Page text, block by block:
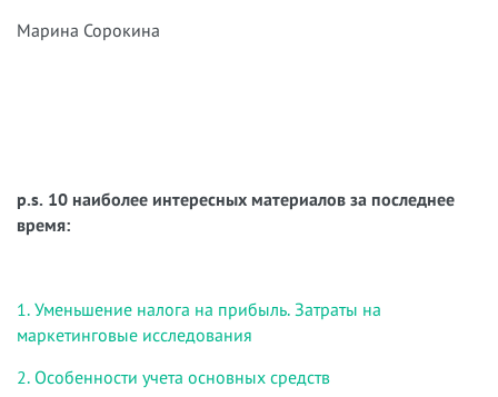
Марина Сорокина
p.s. 10 наиболее интересных материалов за последнее
время:
1. Уменьшение налога на прибыль. Затраты на
маркетинговые исследования
2. Особенности учета основных средств